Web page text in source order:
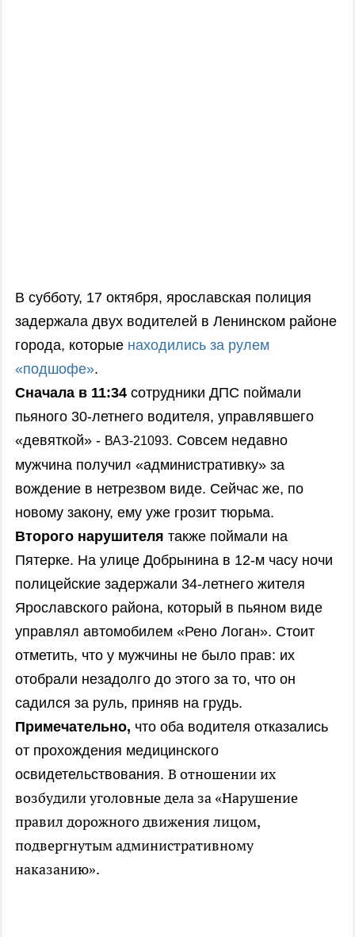
В субботу, 17 октября, ярославская полиция
задержала двух водителей в Ленинском районе
города, которые находились за рулем
«подшофе».
Сначала в 11:34 сотрудники ДПС поймали
пьяного 30-летнего водителя, управлявшего
«девяткой» - ВАЗ-21093. Совсем недавно
мужчина получил «административку» за
вождение в нетрезвом виде. Сейчас же, по
новому закону, ему уже грозит тюрьма.
Второго нарушителя также поймали на
Пятерке. На улице Добрынина в 12-м часу ночи
полицейские задержали 34-летнего жителя
Ярославского района, который в пьяном виде
управлял автомобилем «Рено Логан». Стоит
отметить, что у мужчины не было прав: их
отобрали незадолго до этого за то, что он
садился за руль, приняв на грудь.
Примечательно, что оба водителя отказались
от прохождения медицинского
освидетельствования. В отношении их
возбудили уголовные дела за «Нарушение
правил дорожного движения лицом,
подвергнутым административному
наказанию».